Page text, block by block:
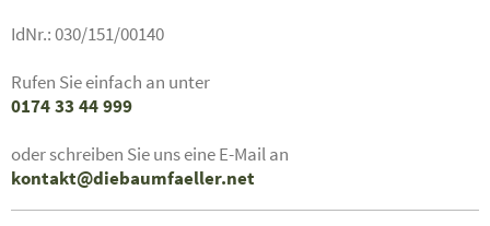
IdNr.: 030/151/00140
Rufen Sie einfach an unter
0174 33 44 999
oder schreiben Sie uns eine E-Mail an
kontakt@diebaumfaeller.net